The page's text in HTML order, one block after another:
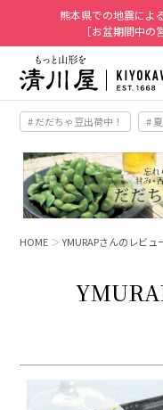
熊本県での地震によ
［お盆期間中の
# だだちゃ豆出荷中！ #
HOME YMURAPさんのレビュ